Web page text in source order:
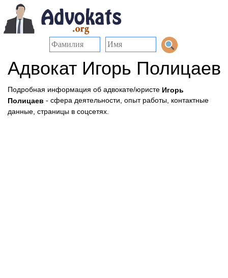
Адвокат Игорь Полицаев
Подробная информация об адвокате/юристе Игорь
Полицаев - сфера деятельности, опыт работы, контактные
данные, страницы в соцсетях.